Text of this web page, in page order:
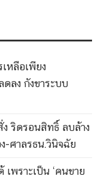
หลือเพียง
ลง กังขาระบบ
ริดรอนสิทธิ์ ลบล้าง
-ศาลรธน.วินิจฉัย
เพราะเป็น ‘คนขาย